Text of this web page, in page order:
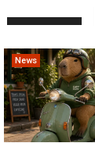
News